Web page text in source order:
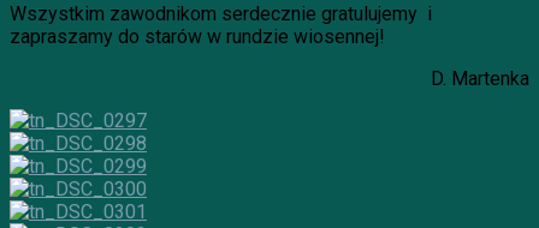
Wszystkim zawodnikom serdecznie gratulujemy i
zapraszamy do starów w rundzie wiosennej!
D. Martenka